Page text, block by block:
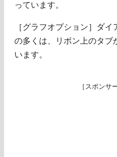
っています。
［グラフオプション］ダ
の多くは、リボン上のタブ
います。
［スポンサ